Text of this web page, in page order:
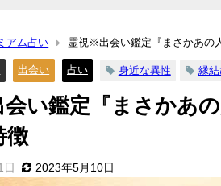
アム占い 霊視※出会い鑑定『まさかあの
出会い 占い 身近な異性 縁結
い鑑定『まさかあ
徴
日 2023年5月10日